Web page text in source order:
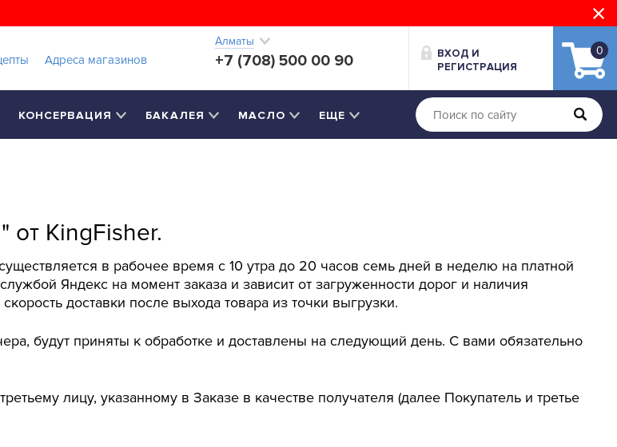
Адреса магазинов
0
ВХОД И
РЕГИСТРАЦИЯ
Алматы
+7 (708) 500 00 90
КОНСЕРВАЦИЯ БАКАЛЕЯ МАСЛО ЕЩЕ
KingFisher.
в рабочее время с 10 утра до 20 часов семь дней в неделю на платной
Яндекс на момент заказа и зависит от загруженности дорог и наличия
доставки после выхода товара из точки выгрузки.
будут приняты к обработке и доставлены на следующий день. С вами обязательно
лицу, указанному в Заказе в качестве получателя (далее Покупатель и третье